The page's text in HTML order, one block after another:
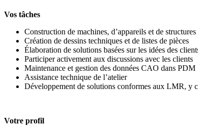
Vos tâches
Construction de machines, d’appareils et de
Création de dessins techniques et de listes de pièces
Élaboration de solutions basées sur les idées des
Participer activement aux discussions avec les clients
Maintenance et gestion des données CAO dans PDM
Assistance technique de l’atelier
Développement de solutions conformes aux LMR, y
Votre profil